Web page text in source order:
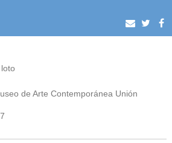
de Arte Contemporánea Unión